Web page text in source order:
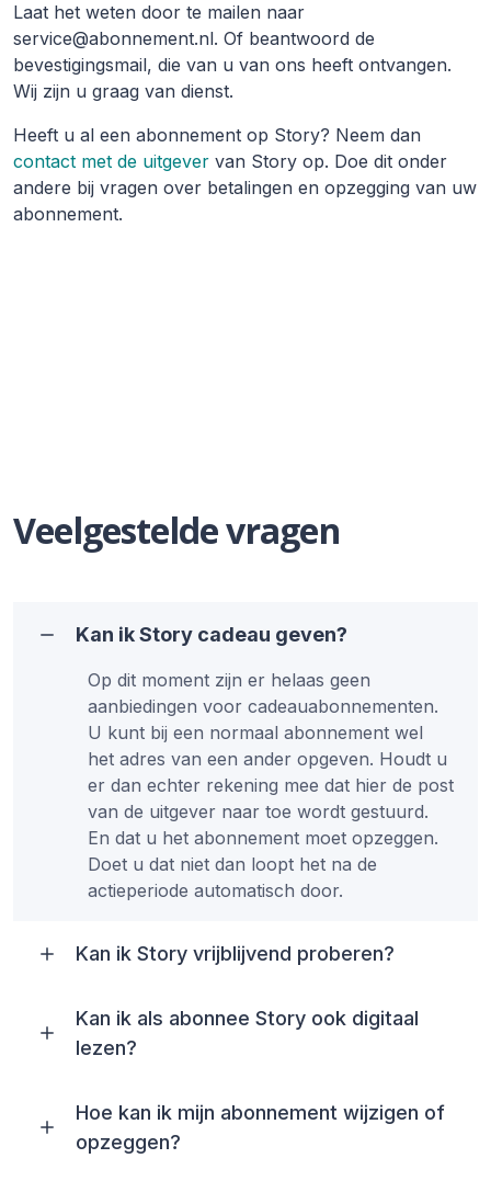
Laat het weten door te mailen naar
service@abonnement.nl. Of beantwoord de
bevestigingsmail, die van u van ons heeft ontvangen.
Wij zijn u graag van dienst.
Heeft u al een abonnement op Story? Neem dan
contact met de uitgever van Story op. Doe dit onder
andere bij vragen over betalingen en opzegging van uw
abonnement.
Veelgestelde vragen
Kan ik Story cadeau geven?
Op dit moment zijn er helaas geen
aanbiedingen voor cadeauabonnementen.
U kunt bij een normaal abonnement wel
het adres van een ander opgeven. Houdt u
er dan echter rekening mee dat hier de post
van de uitgever naar toe wordt gestuurd.
En dat u het abonnement moet opzeggen.
Doet u dat niet dan loopt het na de
actieperiode automatisch door.
Kan ik Story vrijblijvend proberen?
Kan ik als abonnee Story ook digitaal
lezen?
Hoe kan ik mijn abonnement wijzigen of
opzeggen?